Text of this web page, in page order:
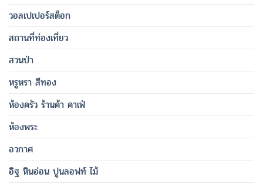
วอลเปเปอร์สต็อก
สถานที่ท่องเที่ยว
สวนป่า
หรูหรา สีทอง
ห้องครัว ร้านค้า คาเฟ่
ห้องพระ
อวกาศ
อิฐ หินอ่อน ปูนลอฟท์ ไม้